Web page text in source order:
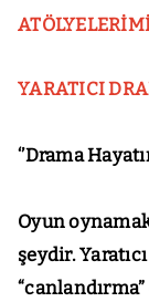
YARATICI
‘’Drama
Oyun
şeydir.